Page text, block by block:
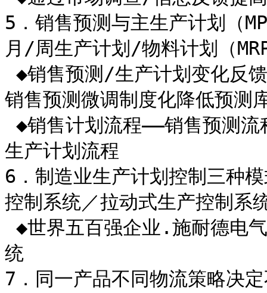
5．销售预测与主生产计划（
月/周生产计划/物料计划（
销售预测微调制度化降低预测
生产计划流程
6．制造业生产计划控制三种
控制系统／拉动式生产控制系
统
7．同一产品不同物流策略决